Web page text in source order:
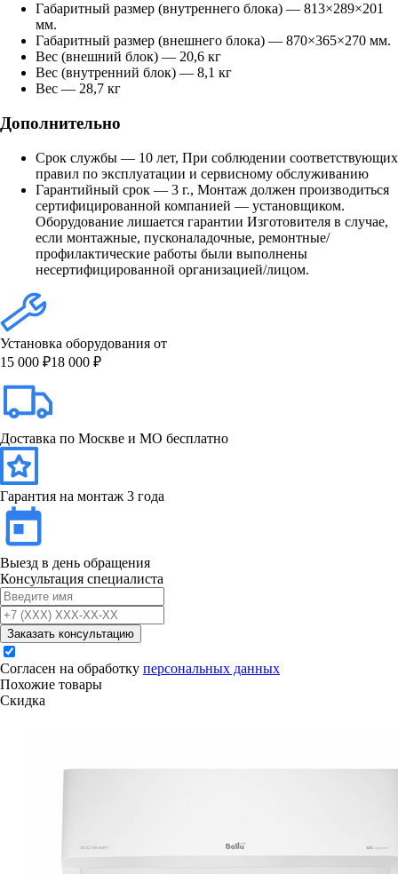
Габаритный размер (внутреннего блока) — 813×289×201
мм.
Габаритный размер (внешнего блока) — 870×365×270 мм.
Вес (внешний блок) — 20,6 кг
Вес (внутренний блок) — 8,1 кг
Вес — 28,7 кг
Дополнительно
Срок службы — 10 лет, При соблюдении соответствующих
правил по эксплуатации и сервисному обслуживанию
Гарантийный срок — 3 г., Монтаж должен производиться
сертифицированной компанией — установщиком.
Оборудование лишается гарантии Изготовителя в случае,
если монтажные, пусконаладочные, ремонтные/
профилактические работы были выполнены
несертифицированной организацией/лицом.
Установка оборудования от
15 000 ₽18 000 ₽
Доставка по Москве и МО бесплатно
Гарантия на монтаж 3 года
Выезд в день обращения
Консультация специалиста
Заказать консультацию
Согласен на обработку персональных данных
Похожие товары
Скидка